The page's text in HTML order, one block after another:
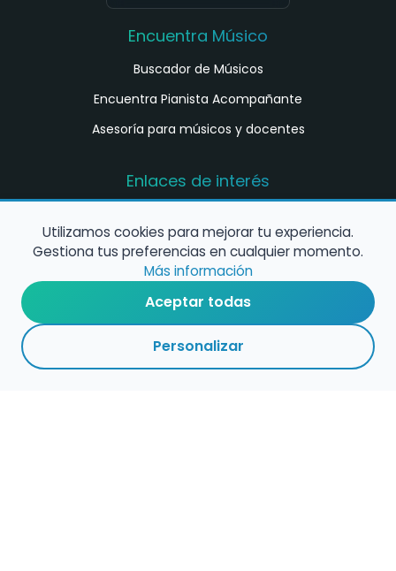
Encuentra Músico
Buscador de Músicos
Encuentra Pianista Acompañante
Asesoría para músicos y docentes
Enlaces de interés
música en España
Configura alertas de empleo
Contacta con nosotros
Utilizamos cookies para mejorar tu experiencia.
Gestiona tus preferencias en cualquier momento.
Más información
Aceptar todas
Personalizar